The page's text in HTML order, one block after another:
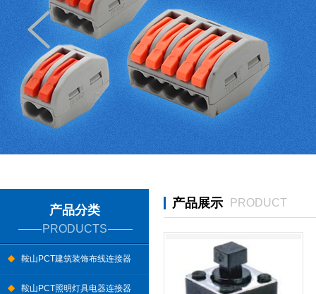
产品分类
PRODUCTS
鞍山PCT建筑装饰布线连接器
鞍山PCT照明灯具电器连接器
产品展示 PRODUCT